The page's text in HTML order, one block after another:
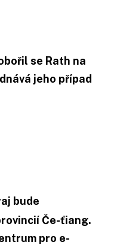
se Rath na
jeho případ
bude
Če-ťiang.
pro e-